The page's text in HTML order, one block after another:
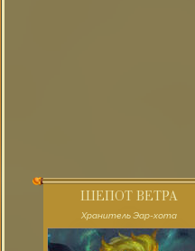
ШЕПОТ ВЕТРА
Хранитель Эар-хота